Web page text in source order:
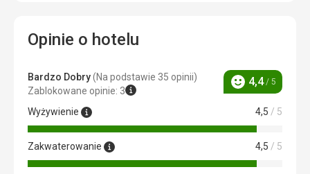
Opinie o hotelu
Bardzo Dobry(Na podstawie 35 opinii)
Zablokowane opinie: 3
Ocena
4,4/ 5
Wyżywienie 4,5 / 5
Zakwaterowanie 4,5 / 5